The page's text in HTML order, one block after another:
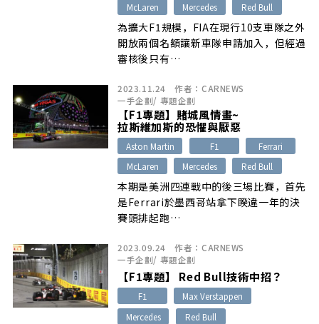
McLaren
Mercedes Red Bull
為擴大F1規模，FIA在現行10支車隊之外
開放兩個名額讓新車隊申請加入，但經過
審核後只有…
2023.11.24 作者： CARNEWS
一手企劃/ 專題企劃
【F1專題】賭城風情畫~
拉斯維加斯的恐懼與厭惡
Aston Martin F1
Ferrari
McLaren
Mercedes Red Bull
本期是美洲四連戰中的後三場比賽，首先
是Ferrari於墨西哥站拿下睽違一年的決
賽頭排起跑…
2023.09.24 作者： CARNEWS
一手企劃/ 專題企劃
【F1專題】 Red Bull技術中招？
F1
Max Verstappen
Mercedes
Red Bull